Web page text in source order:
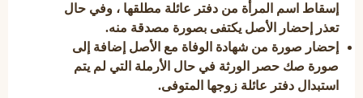
إسقاط اسم المرأة من دفتر عائلة مطلقها ، وفي حال
تعذر إحضار الأصل يكتفى بصورة مصدقة منه.
إحضار صورة من شهادة الوفاة مع الأصل إضافة إلى
صورة صك حصر الورثة في حال الأرملة التي لم يتم
استبدال دفتر عائلة زوجها المتوفى.